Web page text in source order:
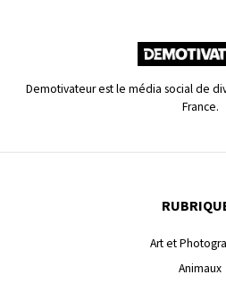
Demotivateur est le média social de
France.
Art et
Animaux